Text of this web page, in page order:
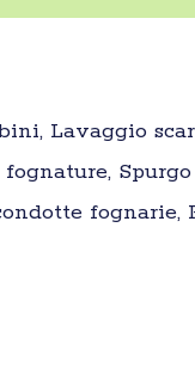
Lavaggio
fognarie,